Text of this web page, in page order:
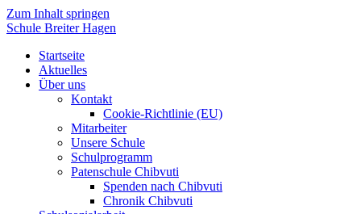
Zum Inhalt springen
Schule Breiter Hagen
Startseite
Aktuelles
Über uns
Kontakt
Cookie-Richtlinie (EU)
Mitarbeiter
Unsere Schule
Schulprogramm
Patenschule Chibvuti
Spenden nach Chibvuti
Chronik Chibvuti